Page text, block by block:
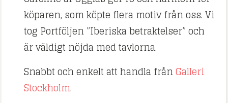
köparen, som köpte flera motiv från oss. Vi
tog Portföljen ”Iberiska betraktelser” och
är väldigt nöjda med tavlorna.
Snabbt och enkelt att handla frånGalleri
Stockholm.